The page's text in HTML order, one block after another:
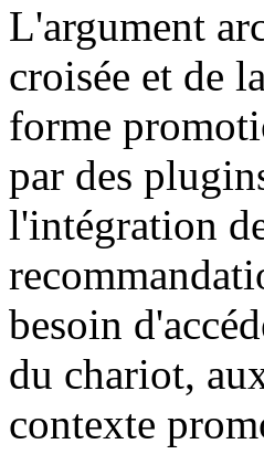
L'argument
croisée et de
forme
par des
l'intégration
besoin
du chariot,
contexte